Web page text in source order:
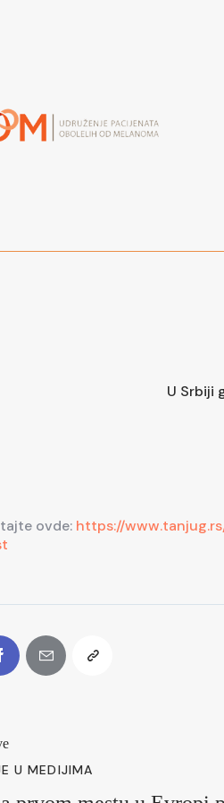
U Srbiji
ovde: https://
U MEDIJIMA